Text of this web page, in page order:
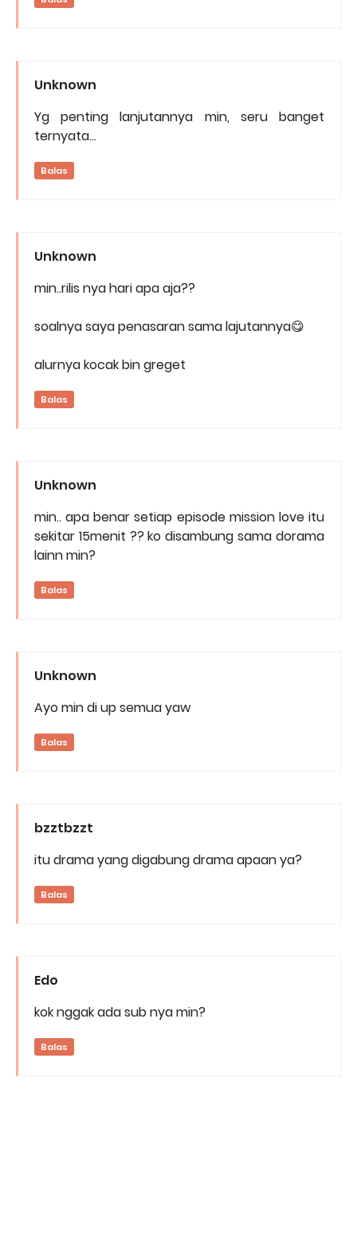
Unknown
Yg penting lanjutannya min, seru banget
ternyata...
Balas
Unknown
min..rilis nya hari apa aja??
soalnya saya penasaran sama lajutannya😋
alurnya kocak bin greget
Balas
Unknown
min.. apa benar setiap episode mission love itu
sekitar 15menit ?? ko disambung sama dorama
lainn min?
Balas
Unknown
Ayo min di up semua yaw
Balas
bzztbzzt
itu drama yang digabung drama apaan ya?
Balas
Edo
kok nggak ada sub nya min?
Balas